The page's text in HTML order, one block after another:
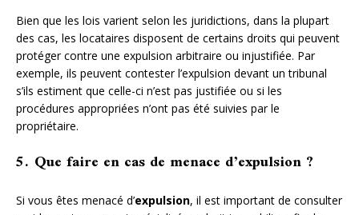
Bien que les lois varient selon les juridictions, dans la plupart
des cas, les locataires disposent de certains droits qui peuvent
protéger contre une expulsion arbitraire ou injustifiée. Par
exemple, ils peuvent contester l’expulsion devant un tribunal
s’ils estiment que celle-ci n’est pas justifiée ou si les
procédures appropriées n’ont pas été suivies par le
propriétaire.
5. Que faire en cas de menace d’expulsion ?
Si vous êtes menacé d’expulsion, il est important de consulter